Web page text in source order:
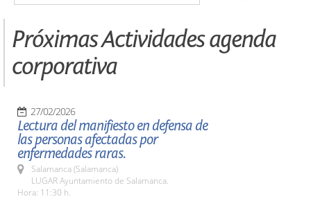
Próximas Actividades agenda
corporativa
27/02/2026
Lectura del manifiesto en defensa de
las personas afectadas por
enfermedades raras.
Salamanca (Salamanca)
LUGAR Ayuntamiento de Salamanca.
Hora: 11:30 h.